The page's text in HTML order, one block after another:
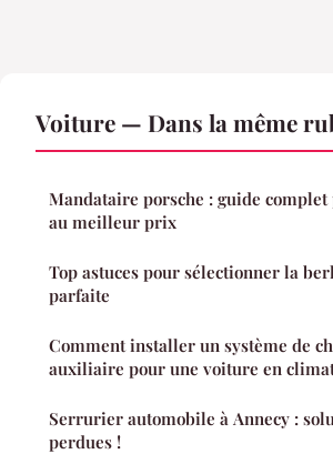
Voiture — Dans la même
Mandataire porsche : guide
au meilleur prix
Top astuces pour sélectionner la
parfaite
Comment installer un système de
auxiliaire pour une voiture en
Serrurier automobile à Annecy :
perdues !